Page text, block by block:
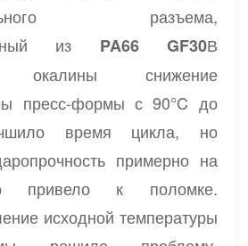
разъема,
из PA66 GF30В
окалины снижение
пресс-формы с 90°C до
время цикла, но
примерно на
привело к поломке.
исходной температуры